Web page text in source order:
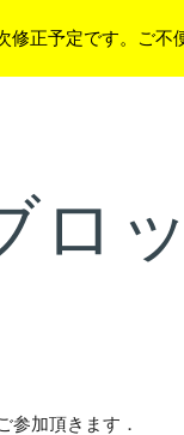
Skip to navigation
正予定です。ご不
ロ
参加頂きます．